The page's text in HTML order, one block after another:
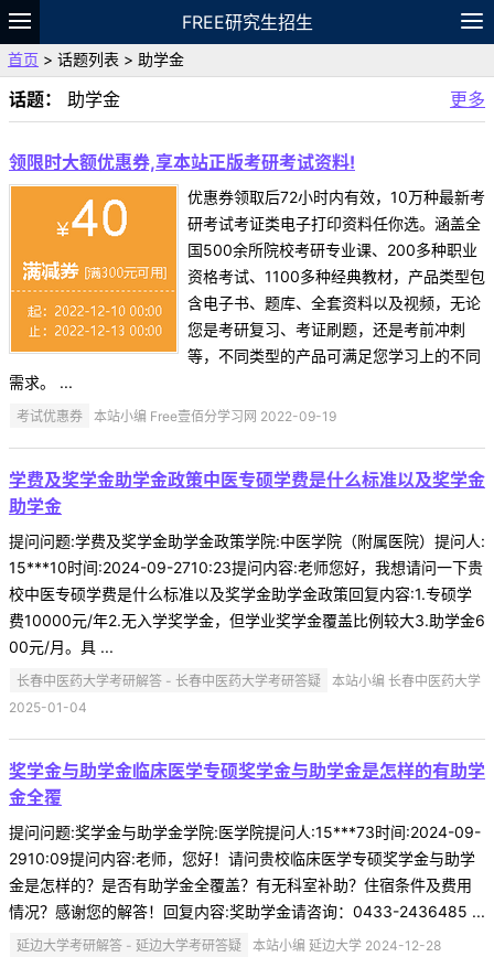
FREE研究生招生
题库
故事 专题
VIP
资料
首页 > 话题列表 > 助学金
话题： 助学金 更多
领限时大额优惠券,享本站正版考研考试资料!
优惠券领取后72小时内有效，10万种最新考
研考试考证类电子打印资料任你选。涵盖全
国500余所院校考研专业课、200多种职业
资格考试、1100多种经典教材，产品类型包
含电子书、题库、全套资料以及视频，无论
您是考研复习、考证刷题，还是考前冲刺
等，不同类型的产品可满足您学习上的不同
需求。 ...
考试优惠券 本站小编 Free壹佰分学习网 2022-09-19
学费及奖学金助学金政策中医专硕学费是什么标准以及奖学金
助学金
提问问题:学费及奖学金助学金政策学院:中医学院（附属医院）提问人:
15***10时间:2024-09-2710:23提问内容:老师您好，我想请问一下贵
校中医专硕学费是什么标准以及奖学金助学金政策回复内容:1.专硕学
费10000元/年2.无入学奖学金，但学业奖学金覆盖比例较大3.助学金6
00元/月。具 ...
长春中医药大学考研解答 - 长春中医药大学考研答疑
本站小编 长春中医药大学
2025-01-04
奖学金与助学金临床医学专硕奖学金与助学金是怎样的有助学
金全覆
提问问题:奖学金与助学金学院:医学院提问人:15***73时间:2024-09-
2910:09提问内容:老师，您好！请问贵校临床医学专硕奖学金与助学
金是怎样的？是否有助学金全覆盖？有无科室补助？住宿条件及费用
情况？感谢您的解答！回复内容:奖助学金请咨询：0433-2436485 ...
延边大学考研解答 - 延边大学考研答疑 本站小编 延边大学 2024-12-28